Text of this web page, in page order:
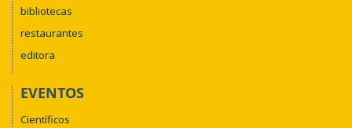
bibliotecas
restaurantes
editora
EVENTOS
Científicos